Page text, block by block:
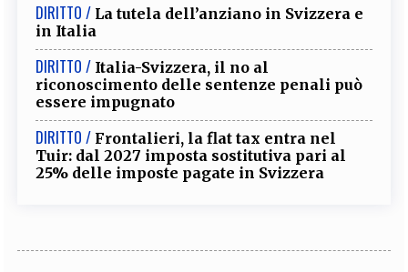
DIRITTO / La tutela dell’anziano in Svizzera e
in Italia
DIRITTO / Italia-Svizzera, il no al
riconoscimento delle sentenze penali può
essere impugnato
DIRITTO / Frontalieri, la flat tax entra nel
Tuir: dal 2027 imposta sostitutiva pari al
25% delle imposte pagate in Svizzera